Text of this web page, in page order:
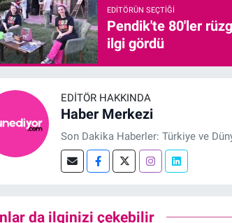
EDITÖRÜN SEÇTIĞI
Pendik'te 80'ler
ilgi gördü
EDITÖR HAKKINDA
Haber Merkezi
Son Dakika Haberler: Türkiye ve
da ilginizi çekebilir